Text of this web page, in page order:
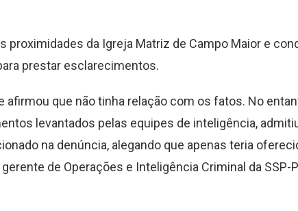
proximidades da Igreja Matriz de Campo Maior e
prestar esclarecimentos.
afirmou que não tinha relação com os fatos. No
levantados pelas equipes de inteligência,
na denúncia, alegando que apenas teria
de Operações e Inteligência Criminal da SSP-